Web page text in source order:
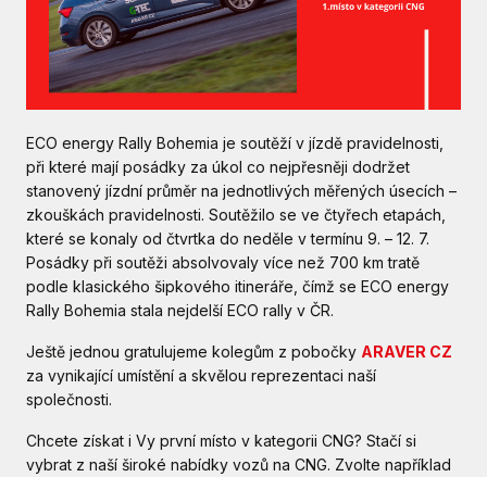
ECO energy Rally Bohemia je soutěží v jízdě pravidelnosti,
při které mají posádky za úkol co nejpřesněji dodržet
stanovený jízdní průměr na jednotlivých měřených úsecích –
zkouškách pravidelnosti. Soutěžilo se ve čtyřech etapách,
které se konaly od čtvrtka do neděle v termínu 9. – 12. 7.
Posádky při soutěži absolvovaly více než 700 km tratě
podle klasického šipkového itineráře, čímž se ECO energy
Rally Bohemia stala nejdelší ECO rally v ČR.
Ještě jednou gratulujeme kolegům z pobočky ARAVER CZ
za vynikající umístění a skvělou reprezentaci naší
společnosti.
Chcete získat i Vy první místo v kategorii CNG? Stačí si
vybrat z naší široké nabídky vozů na CNG. Zvolte například